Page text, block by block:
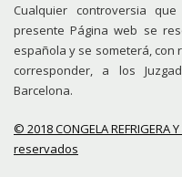
Cualquier controversia
presente Página web se
española y se someterá,
corresponder, a los
Barcelona.
© 2018 CONGELA REFRIGERA
reservados